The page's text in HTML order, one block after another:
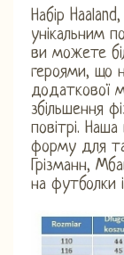
Набір
унікальним
ви можете
героями, що
додаткової
збільшення
повітрі.
форму для
Грізманн,
на футболки